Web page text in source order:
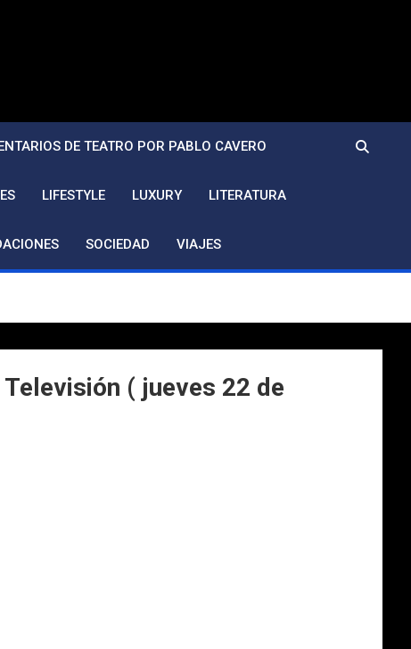
DE TEATRO POR PABLO CAVERO
LIFESTYLE LUXURY LITERATURA
SOCIEDAD VIAJES
( jueves 22 de